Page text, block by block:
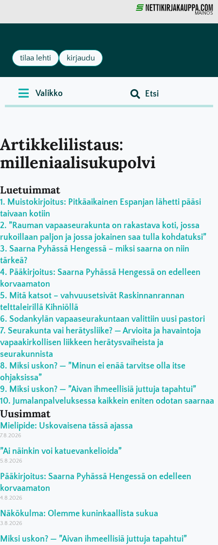
MAINOS
tilaa lehti kirjaudu
Artikkelilistaus:
milleniaalisukupolvi
Luetuimmat
Muistokirjoitus: Pitkäaikainen Espanjan lähetti pääsi
taivaan kotiin
”Rauman vapaaseurakunta on rakastava koti, jossa
rukoillaan paljon ja jossa jokainen saa tulla kohdatuksi”
Saarna Pyhässä Hengessä – miksi saarna on niin
tärkeä?
Pääkirjoitus: Saarna Pyhässä Hengessä on edelleen
korvaamaton
Mitä katsot – vahvuusetsivät Raskinnanrannan
telttaleirillä Kihniöllä
Sodankylän vapaaseurakuntaan valittiin uusi pastori
Seurakunta vai herätysliike? — Arvioita ja havaintoja
vapaakirkollisen liikkeen herätysvaiheista ja
seurakunnista
Miksi uskon? — ”Minun ei enää tarvitse olla itse
ohjaksissa”
Miksi uskon? — ”Aivan ihmeellisiä juttuja tapahtui”
Jumalanpalveluksessa kaikkein eniten odotan saarnaa
Uusimmat
Mielipide: Uskovaisena tässä ajassa
7.8.2026
”Ai näinkin voi katuevankelioida”
5.8.2026
Pääkirjoitus: Saarna Pyhässä Hengessä on edelleen
korvaamaton
4.8.2026
Näkökulma: Olemme kuninkaallista sukua
3.8.2026
Miksi uskon? — ”Aivan ihmeellisiä juttuja tapahtui”